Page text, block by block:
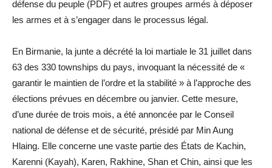
défense du peuple (PDF) et autres groupes armés à déposer
les armes et à s’engager dans le processus légal.
En Birmanie, la junte a décrété la loi martiale le 31 juillet dans
63 des 330 townships du pays, invoquant la nécessité de «
garantir le maintien de l’ordre et la stabilité » à l’approche des
élections prévues en décembre ou janvier. Cette mesure,
d’une durée de trois mois, a été annoncée par le Conseil
national de défense et de sécurité, présidé par Min Aung
Hlaing. Elle concerne une vaste partie des États de Kachin,
Karenni (Kayah), Karen, Rakhine, Shan et Chin, ainsi que les